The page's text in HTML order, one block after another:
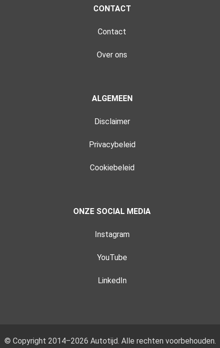
CONTACT
Contact
Over ons
ALGEMEEN
Disclaimer
Privacybeleid
Cookiebeleid
ONZE SOCIAL MEDIA
Instagram
YouTube
LinkedIn
© Copyright 2014–2026 Autotijd. Alle rechten voorbehouden.